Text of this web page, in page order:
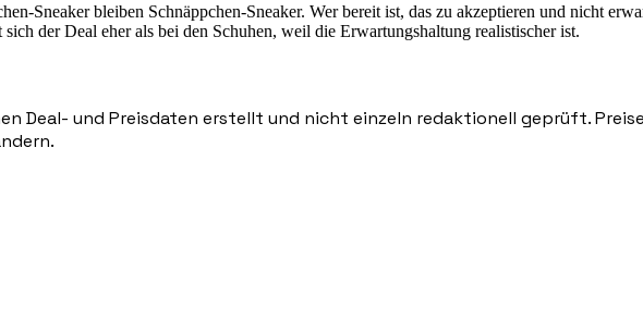
Sneaker bleiben Schnäppchen-Sneaker. Wer bereit ist, das zu akzeptieren und nicht
der Deal eher als bei den Schuhen, weil die Erwartungshaltung realistischer ist.
Deal- und Preisdaten erstellt und nicht einzeln redaktionell geprüft.